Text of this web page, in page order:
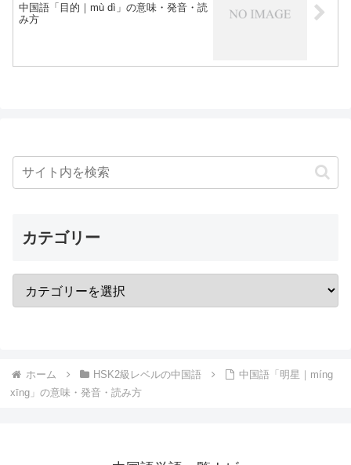
中国語「目的｜mù dì」の意味・発音・読
み方
カテゴリー
ホーム HSK2級レベルの中国語
中国語「明星｜míng
xīng」の意味・発音・読み方